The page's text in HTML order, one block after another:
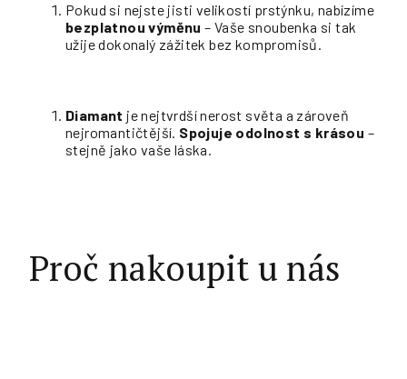
Pokud si nejste jisti velikostí prstýnku, nabízíme
bezplatnou výměnu – Vaše snoubenka si tak
užije dokonalý zážitek bez kompromisů.
Diamant je nejtvrdší nerost světa a zároveň
nejromantičtější. Spojuje odolnost s krásou –
stejně jako vaše láska.
Proč nakoupit u nás